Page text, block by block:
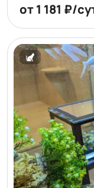
каждого гостя
Планировка
не видят друг
время пребывания в
ничего, что
— только удобные
от 1 181 ₽/